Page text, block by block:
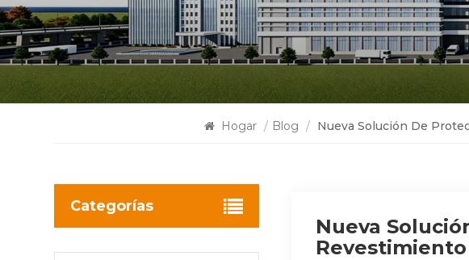
Hogar / Blog / Nueva Solución De
Nueva
Categorías